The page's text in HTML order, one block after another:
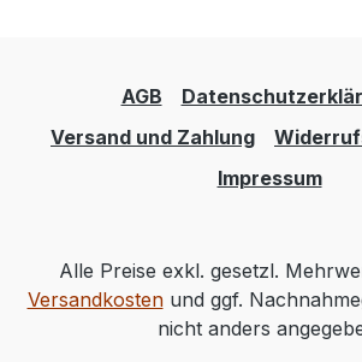
AGB
Versand und Zahlung
Impressum
Alle Preise exkl. gesetzl.
Versandkostenund ggf.
nicht anders